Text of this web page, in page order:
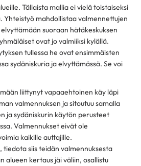
Tällaista mallia ei vielä toistaiseksi
Yhteistyö mahdollistaa valmennettujen
suoraan hätäkeskuksen
ovat jo valmiiksi kylällä.
tullessa he ovat ensimmäisten
sydäniskuria ja elvyttämässä. Se voi
liittynyt vapaaehtoinen käy läpi
valmennuksen ja sitoutuu samalla
ja sydäniskurin käytön perusteet
Valmennukset eivät ole
kaikille auttajille.
tiedota siis teidän valmennuksesta
alueen kertaus jäi väliin, osallistu